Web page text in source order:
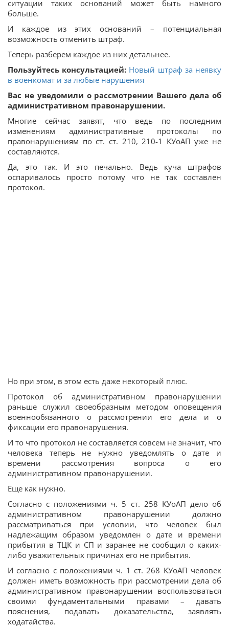
ситуации таких оснований может быть намного
больше.
И каждое из этих оснований – потенциальная
возможность отменить штраф.
Теперь разберем каждое из них детальнее.
Пользуйтесь консультацией: Новый штраф за неявку
в военкомат и за любые нарушения
Вас не уведомили о рассмотрении Вашего дела об
административном правонарушении.
Многие сейчас заявят, что ведь по последним
изменениям административные протоколы по
правонарушениям по ст. ст. 210, 210-1 КУоАП уже не
составляются.
Да, это так. И это печально. Ведь куча штрафов
оспаривалось просто потому что не так составлен
протокол.
Но при этом, в этом есть даже некоторый плюс.
Протокол об административном правонарушении
раньше служил своеобразным методом оповещения
военнообязанного о рассмотрении его дела и о
фиксации его правонарушения.
И то что протокол не составляется совсем не значит, что
человека теперь не нужно уведомлять о дате и
времени рассмотрения вопроса о его
административном правонарушении.
Еще как нужно.
Согласно с положениями ч. 5 ст. 258 КУоАП дело об
административном правонарушении должно
рассматриваться при условии, что человек был
надлежащим образом уведомлен о дате и времени
прибытия в ТЦК и СП и заранее не сообщил о каких-
либо уважительных причинах его не прибытия.
И согласно с положениями ч. 1 ст. 268 КУоАП человек
должен иметь возможность при рассмотрении дела об
административном правонарушении воспользоваться
своими фундаментальными правами – давать
пояснения, подавать доказательства, заявлять
ходатайства.